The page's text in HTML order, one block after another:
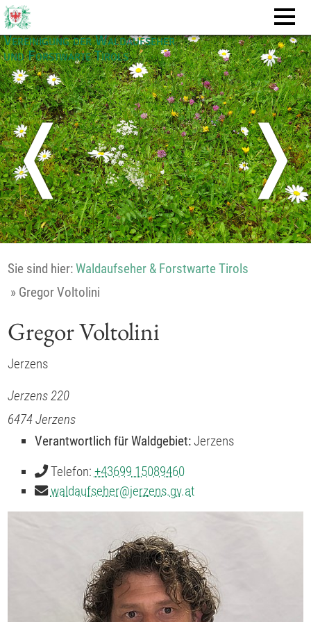
Vereinigung der Waldaufseher
und Forstwarte Tirols
❬ ❭
Sie sind hier:Waldaufseher & Forstwarte Tirols
» Gregor Voltolini
Gregor Voltolini
Jerzens
Jerzens 220
6474Jerzens
Verantwortlich für Waldgebiet:Jerzens
Telefon: +43699 15089460
waldaufseher@jerzens.gv.at